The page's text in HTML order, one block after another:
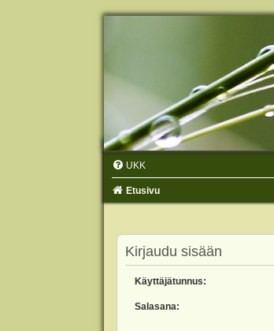
UKK
Etusivu
Kirjaudu sisään
Käyttäjätunnus:
Salasana: